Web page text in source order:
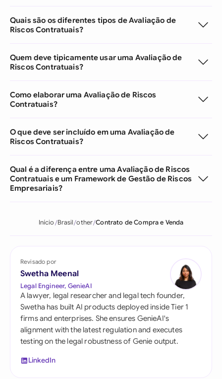
Quais são os diferentes tipos de Avaliação de
Riscos Contratuais?
Quem deve tipicamente usar uma Avaliação de
Riscos Contratuais?
Como elaborar uma Avaliação de Riscos
Contratuais?
O que deve ser incluído em uma Avaliação de
Riscos Contratuais?
Qual é a diferença entre uma Avaliação de Riscos
Contratuais e um Framework de Gestão de Riscos
Empresariais?
Início Brasil other Contrato de Compra e Venda
Revisado por
Swetha Meenal
Legal Engineer, GenieAI
A lawyer, legal researcher and legal tech founder,
Swetha has built AI products deployed inside Tier 1
firms and enterprises. She ensures GenieAI's
alignment with the latest regulation and executes
testing on the legal robustness of Genie output.
LinkedIn